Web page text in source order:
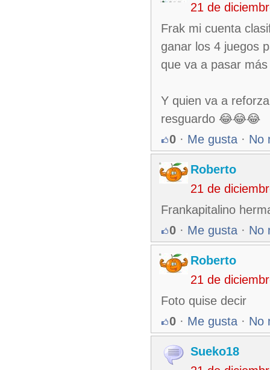
21 de
Frak mi cuenta
ganar los 4 juegos
que va a pasar
Y quien va a
resguardo 😂😂😂
0 · Me gusta · No
Roberto
21 de
Frankapitalino
0 · Me gusta · No
Roberto
21 de
Foto quise decir
0 · Me gusta · No
Sueko18